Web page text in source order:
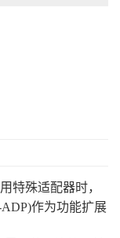
特殊适配器时，
作为功能扩展